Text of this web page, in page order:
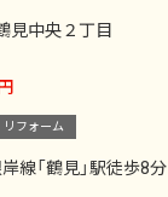
見中央２丁目
リフォーム
線「鶴見」駅徒歩8分